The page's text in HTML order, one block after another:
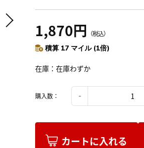
1,870円 （税込）
積算 17 マイル (1倍)
在庫 在庫わずか
購入数：
カートに入れる